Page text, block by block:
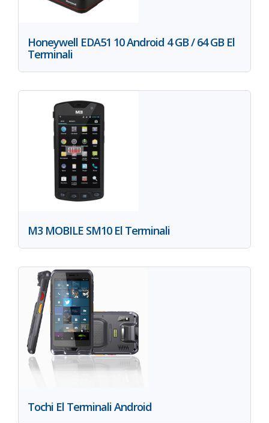
Honeywell EDA51 10 Android 4 GB / 64 GB El
Terminali
M3 MOBILE SM10 El Terminali
Tochi El Terminali Android